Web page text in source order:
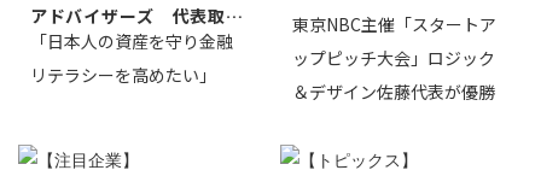
アドバイザーズ 代表取締
役会長 篠田...
「日本人の資産を守り金融
リテラシーを高めたい」
東京NBC主催「スタートア
ップピッチ大会」ロジック
＆デザイン佐藤代表が優勝